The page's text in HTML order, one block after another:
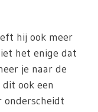
hij ook meer
het enige dat
je naar de
ook een
onderscheidt